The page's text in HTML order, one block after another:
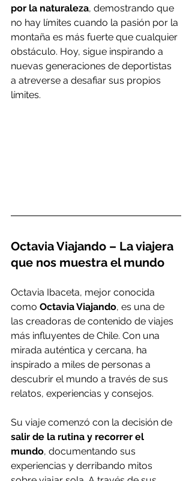
por la naturaleza, demostrando que
no hay límites cuando la pasión por la
montaña es más fuerte que cualquier
obstáculo. Hoy, sigue inspirando a
nuevas generaciones de deportistas
a atreverse a desafiar sus propios
límites.
Octavia Viajando – La viajera
que nos muestra el mundo
Octavia Ibaceta, mejor conocida
como Octavia Viajando, es una de
las creadoras de contenido de viajes
más influyentes de Chile. Con una
mirada auténtica y cercana, ha
inspirado a miles de personas a
descubrir el mundo a través de sus
relatos, experiencias y consejos.
Su viaje comenzó con la decisión de
salir de la rutina y recorrer el
mundo, documentando sus
experiencias y derribando mitos